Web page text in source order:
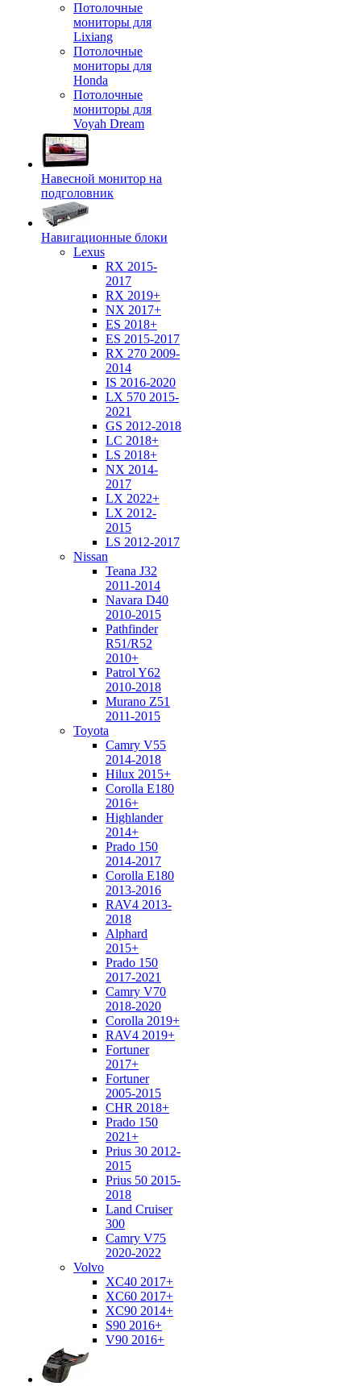
Потолочные
мониторы для
Lixiang
Потолочные
мониторы для
Honda
Потолочные
мониторы для
Voyah Dream
Навесной монитор на
подголовник
Навигационные блоки
Lexus
RX 2015-
2017
RX 2019+
NX 2017+
ES 2018+
ES 2015-2017
RX 270 2009-
2014
IS 2016-2020
LX 570 2015-
2021
GS 2012-2018
LC 2018+
LS 2018+
NX 2014-
2017
LX 2022+
LX 2012-
2015
LS 2012-2017
Nissan
Teana J32
2011-2014
Navara D40
2010-2015
Pathfinder
R51/R52
2010+
Patrol Y62
2010-2018
Murano Z51
2011-2015
Toyota
Camry V55
2014-2018
Hilux 2015+
Corolla E180
2016+
Highlander
2014+
Prado 150
2014-2017
Corolla E180
2013-2016
RAV4 2013-
2018
Alphard
2015+
Prado 150
2017-2021
Camry V70
2018-2020
Corolla 2019+
RAV4 2019+
Fortuner
2017+
Fortuner
2005-2015
CHR 2018+
Prado 150
2021+
Prius 30 2012-
2015
Prius 50 2015-
2018
Land Cruiser
300
Camry V75
2020-2022
Volvo
XC40 2017+
XC60 2017+
XC90 2014+
S90 2016+
V90 2016+